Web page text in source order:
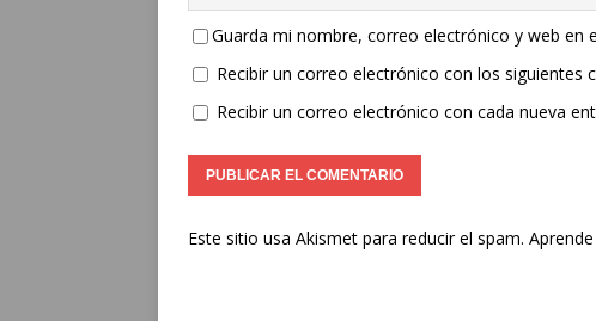
Guarda mi nombre, correo electrónico y web en
Recibir un correo electrónico con los siguientes
Recibir un correo electrónico con cada nueva
Este sitio usa Akismet para reducir el spam.